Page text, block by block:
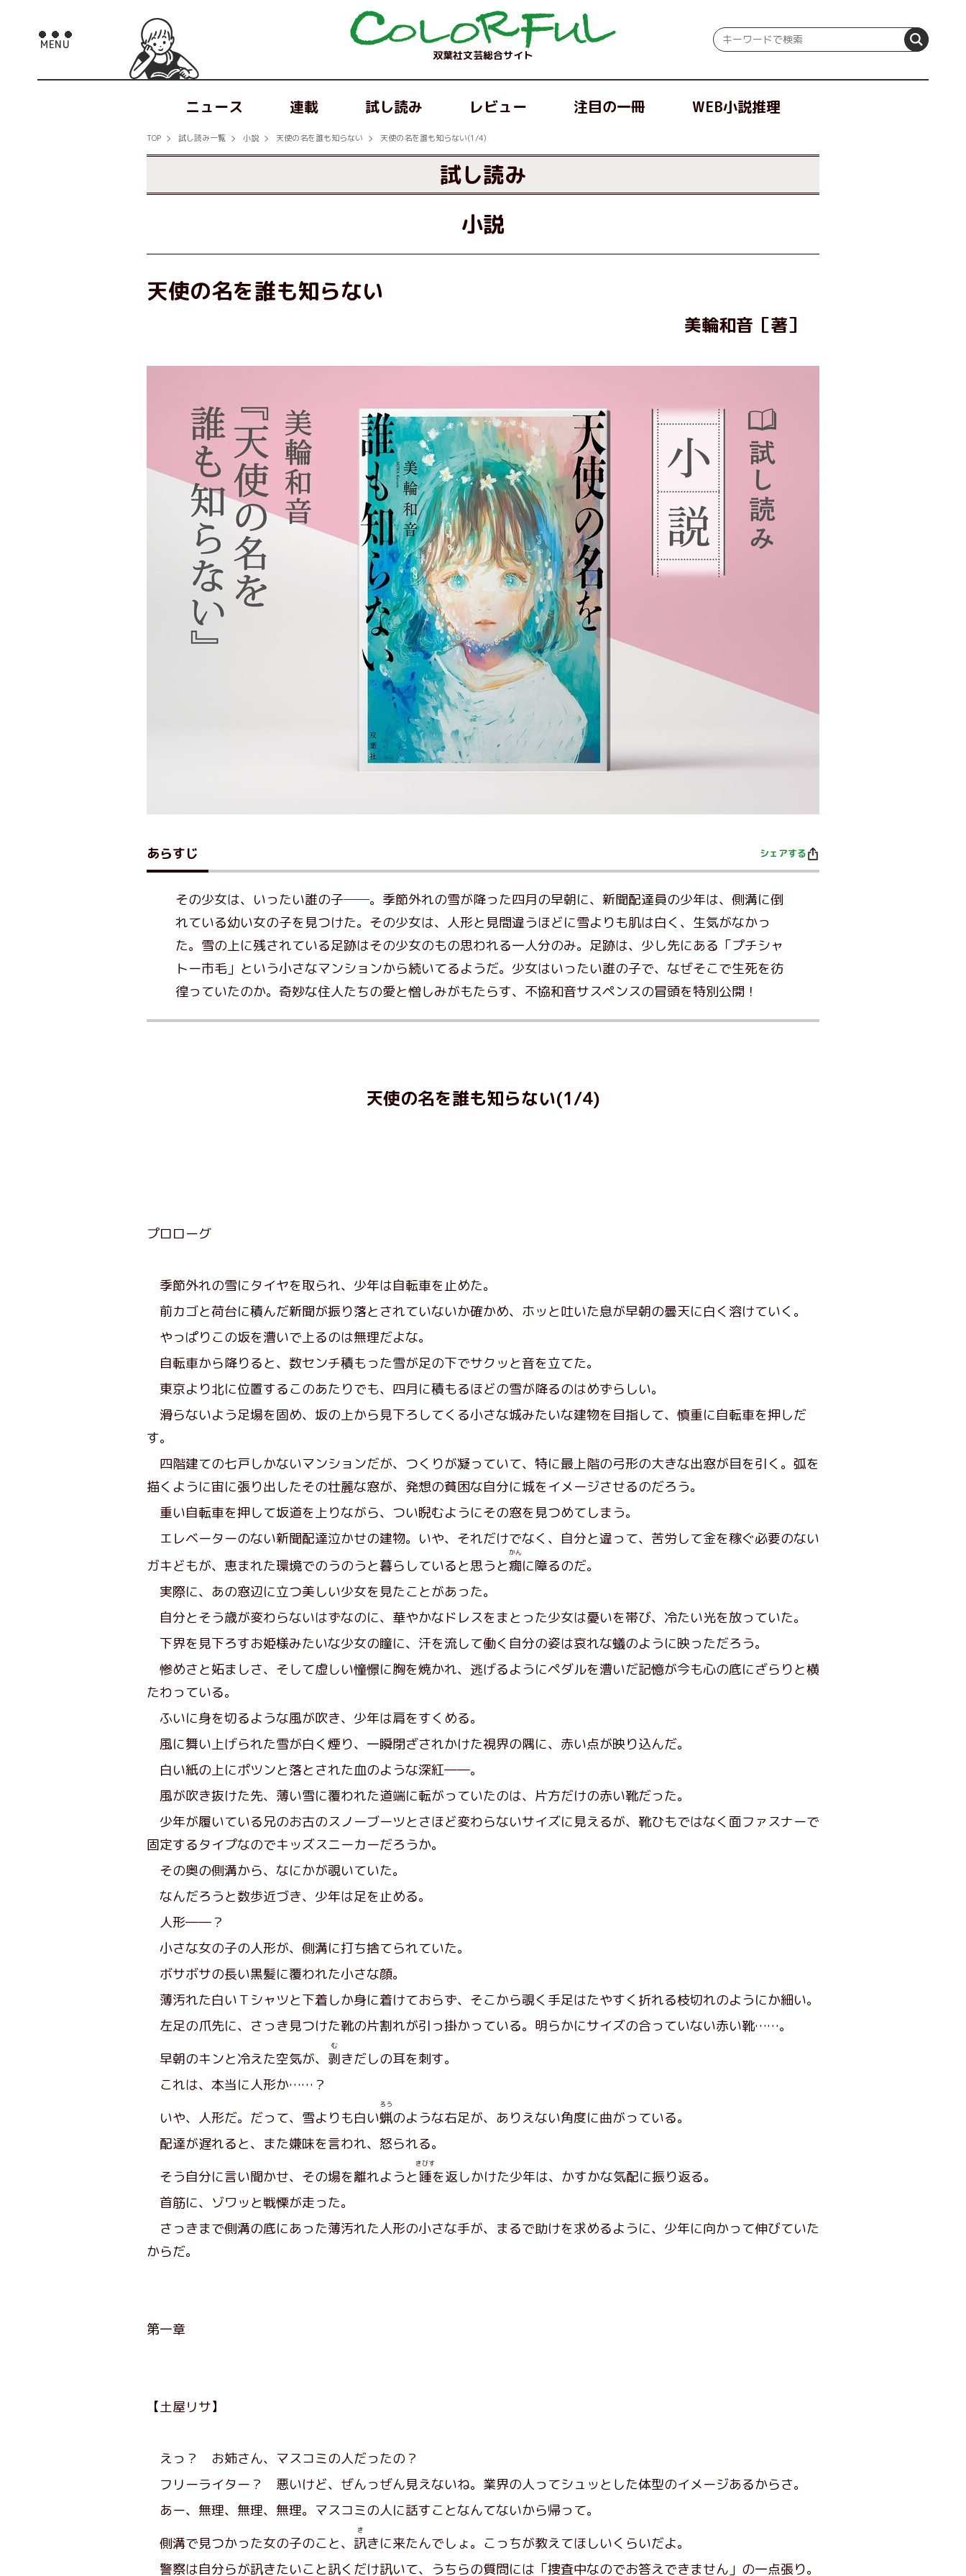
双葉社文芸総合サイト
ニュース 連載 試し読み レビュー 注目の一冊 WEB小説推理
TOP 試し読み一覧 小説 天使の名を誰も知らない 天使の名を誰も知らない(1/4)
試し読み
小説
天使の名を誰も知らない
美輪和音［著］
あらすじ シェアする
その少女は、いったい誰の子──。季節外れの雪が降った四月の早朝に、新聞配達員の少年は、側溝に倒
れている幼い女の子を見つけた。その少女は、人形と見間違うほどに雪よりも肌は白く、生気がなかっ
た。雪の上に残されている足跡はその少女のもの思われる一人分のみ。足跡は、少し先にある「プチシャ
トー市毛」という小さなマンションから続いてるようだ。少女はいったい誰の子で、なぜそこで生死を彷
徨っていたのか。奇妙な住人たちの愛と憎しみがもたらす、不協和音サスペンスの冒頭を特別公開！
天使の名を誰も知らない(1/4)
プロローグ
季節外れの雪にタイヤを取られ、少年は自転車を止めた。
前カゴと荷台に積んだ新聞が振り落とされていないか確かめ、ホッと吐いた息が早朝の曇天に白く溶けていく。
やっぱりこの坂を漕いで上るのは無理だよな。
自転車から降りると、数センチ積もった雪が足の下でサクッと音を立てた。
東京より北に位置するこのあたりでも、四月に積もるほどの雪が降るのはめずらしい。
滑らないよう足場を固め、坂の上から見下ろしてくる小さな城みたいな建物を目指して、慎重に自転車を押しだ
す。
四階建ての七戸しかないマンションだが、つくりが凝っていて、特に最上階の弓形の大きな出窓が目を引く。弧を
描くように宙に張り出したその壮麗な窓が、発想の貧困な自分に城をイメージさせるのだろう。
重い自転車を押して坂道を上りながら、つい睨むようにその窓を見つめてしまう。
エレベーターのない新聞配達泣かせの建物。いや、それだけでなく、自分と違って、苦労して金を稼ぐ必要のない
ガキどもが、恵まれた環境でのうのうと暮らしていると思うと癇
かん
に障るのだ。
実際に、あの窓辺に立つ美しい少女を見たことがあった。
自分とそう歳が変わらないはずなのに、華やかなドレスをまとった少女は憂いを帯び、冷たい光を放っていた。
下界を見下ろすお姫様みたいな少女の瞳に、汗を流して働く自分の姿は哀れな蟻のように映っただろう。
惨めさと妬ましさ、そして虚しい憧憬に胸を焼かれ、逃げるようにペダルを漕いだ記憶が今も心の底にざらりと横
たわっている。
ふいに身を切るような風が吹き、少年は肩をすくめる。
風に舞い上げられた雪が白く煙り、一瞬閉ざされかけた視界の隅に、赤い点が映り込んだ。
白い紙の上にポツンと落とされた血のような深紅――。
風が吹き抜けた先、薄い雪に覆われた道端に転がっていたのは、片方だけの赤い靴だった。
少年が履いている兄のお古のスノーブーツとさほど変わらないサイズに見えるが、靴ひもではなく面ファスナーで
固定するタイプなのでキッズスニーカーだろうか。
その奥の側溝から、なにかが覗いていた。
なんだろうと数歩近づき、少年は足を止める。
人形――？
小さな女の子の人形が、側溝に打ち捨てられていた。
ボサボサの長い黒髪に覆われた小さな顔。
薄汚れた白いＴシャツと下着しか身に着けておらず、そこから覗く手足はたやすく折れる枝切れのようにか細い。
左足の爪先に、さっき見つけた靴の片割れが引っ掛かっている。明らかにサイズの合っていない赤い靴……。
早朝のキンと冷えた空気が、 剥
む
きだしの耳を刺す。
これは、本当に人形か……？
いや、人形だ。だって、雪よりも白い蝋
ろう
のような右足が、ありえない角度に曲がっている。
配達が遅れると、また嫌味を言われ、怒られる。
そう自分に言い聞かせ、その場を離れようと踵
きびす
を返しかけた少年は、かすかな気配に振り返る。
首筋に、ゾワッと戦慄が走った。
さっきまで側溝の底にあった薄汚れた人形の小さな手が、まるで助けを求めるように、少年に向かって伸びていた
からだ。
第一章
【土屋リサ】
えっ？ お姉さん、マスコミの人だったの？
フリーライター？ 悪いけど、ぜんっぜん見えないね。業界の人ってシュッとした体型のイメージあるからさ。
あー、無理、無理、無理。マスコミの人に話すことなんてないから帰って。
側溝で見つかった女の子のこと、 訊
き
きに来たんでしょ。こっちが教えてほしいくらいだよ。
警察は自分らが訊きたいこと訊くだけ訊いて、うちらの質問には「捜査中なのでお答えできません」の一点張り。